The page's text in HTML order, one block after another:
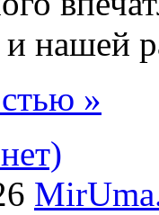
нашей
»